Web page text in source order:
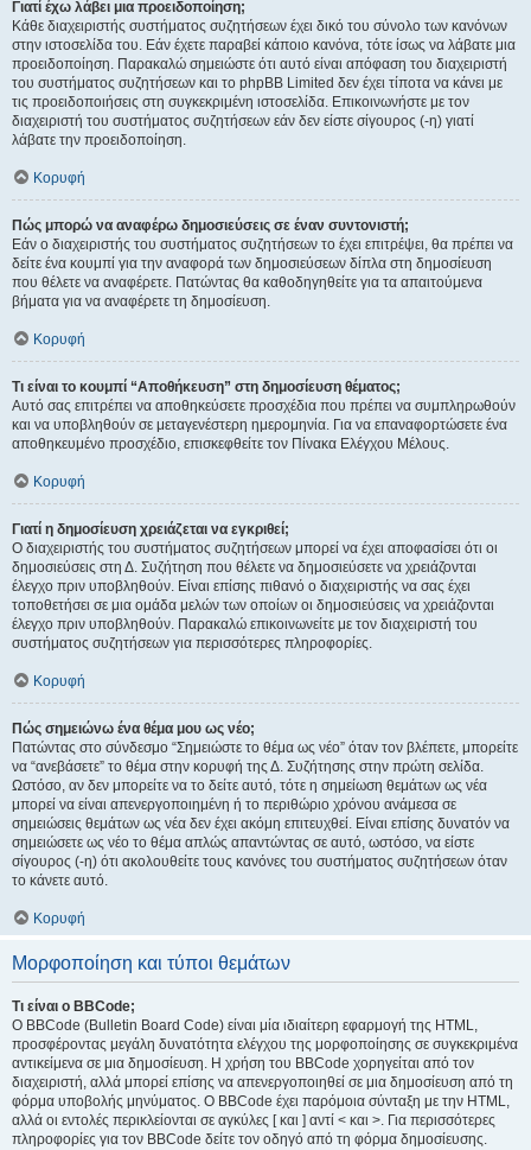
Γιατί έχω λάβει μια προειδοποίηση;
Κάθε διαχειριστής συστήματος συζητήσεων έχει δικό του σύνολο των κανόνων
στην ιστοσελίδα του. Εάν έχετε παραβεί κάποιο κανόνα, τότε ίσως να λάβατε μια
προειδοποίηση. Παρακαλώ σημειώστε ότι αυτό είναι απόφαση του διαχειριστή
του συστήματος συζητήσεων και το phpBB Limited δεν έχει τίποτα να κάνει με
τις προειδοποιήσεις στη συγκεκριμένη ιστοσελίδα. Επικοινωνήστε με τον
διαχειριστή του συστήματος συζητήσεων εάν δεν είστε σίγουρος (-η) γιατί
λάβατε την προειδοποίηση.
Κορυφή
Πώς μπορώ να αναφέρω δημοσιεύσεις σε έναν συντονιστή;
Εάν ο διαχειριστής του συστήματος συζητήσεων το έχει επιτρέψει, θα πρέπει να
δείτε ένα κουμπί για την αναφορά των δημοσιεύσεων δίπλα στη δημοσίευση
που θέλετε να αναφέρετε. Πατώντας θα καθοδηγηθείτε για τα απαιτούμενα
βήματα για να αναφέρετε τη δημοσίευση.
Κορυφή
Τι είναι το κουμπί “Αποθήκευση” στη δημοσίευση θέματος;
Αυτό σας επιτρέπει να αποθηκεύσετε προσχέδια που πρέπει να συμπληρωθούν
και να υποβληθούν σε μεταγενέστερη ημερομηνία. Για να επαναφορτώσετε ένα
αποθηκευμένο προσχέδιο, επισκεφθείτε τον Πίνακα Ελέγχου Μέλους.
Κορυφή
Γιατί η δημοσίευση χρειάζεται να εγκριθεί;
Ο διαχειριστής του συστήματος συζητήσεων μπορεί να έχει αποφασίσει ότι οι
δημοσιεύσεις στη Δ. Συζήτηση που θέλετε να δημοσιεύσετε να χρειάζονται
έλεγχο πριν υποβληθούν. Είναι επίσης πιθανό ο διαχειριστής να σας έχει
τοποθετήσει σε μια ομάδα μελών των οποίων οι δημοσιεύσεις να χρειάζονται
έλεγχο πριν υποβληθούν. Παρακαλώ επικοινωνείτε με τον διαχειριστή του
συστήματος συζητήσεων για περισσότερες πληροφορίες.
Κορυφή
Πώς σημειώνω ένα θέμα μου ως νέο;
Πατώντας στο σύνδεσμο “Σημειώστε το θέμα ως νέο” όταν τον βλέπετε, μπορείτε
να “ανεβάσετε” το θέμα στην κορυφή της Δ. Συζήτησης στην πρώτη σελίδα.
Ωστόσο, αν δεν μπορείτε να το δείτε αυτό, τότε η σημείωση θεμάτων ως νέα
μπορεί να είναι απενεργοποιημένη ή το περιθώριο χρόνου ανάμεσα σε
σημειώσεις θεμάτων ως νέα δεν έχει ακόμη επιτευχθεί. Είναι επίσης δυνατόν να
σημειώσετε ως νέο το θέμα απλώς απαντώντας σε αυτό, ωστόσο, να είστε
σίγουρος (-η) ότι ακολουθείτε τους κανόνες του συστήματος συζητήσεων όταν
το κάνετε αυτό.
Κορυφή
Μορφοποίηση και τύποι θεμάτων
Τι είναι ο BBCode;
Ο BBCode (Bulletin Board Code) είναι μία ιδιαίτερη εφαρμογή της HTML,
προσφέροντας μεγάλη δυνατότητα ελέγχου της μορφοποίησης σε συγκεκριμένα
αντικείμενα σε μια δημοσίευση. Η χρήση του BBCode χορηγείται από τον
διαχειριστή, αλλά μπορεί επίσης να απενεργοποιηθεί σε μια δημοσίευση από τη
φόρμα υποβολής μηνύματος. Ο BBCode έχει παρόμοια σύνταξη με την HTML,
αλλά οι εντολές περικλείονται σε αγκύλες [ και ] αντί < και >. Για περισσότερες
πληροφορίες για τον BBCode δείτε τον οδηγό από τη φόρμα δημοσίευσης.